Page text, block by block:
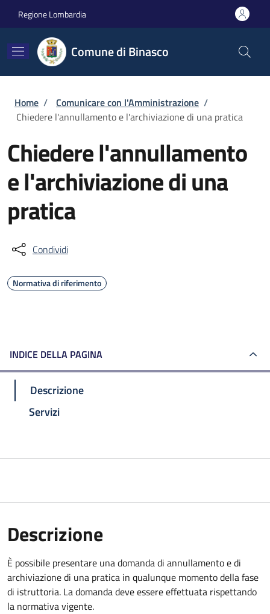
Regione Lombardia
Comune di Binasco
Briciole di pane
Home / Comunicare con l'Amministrazione /
Chiedere l'annullamento e l'archiviazione di una pratica
Chiedere l'annullamento
e l'archiviazione di una
pratica
Condividi
Normativa di riferimento
INDICE DELLA PAGINA
Descrizione
Servizi
Descrizione
È possibile presentare una domanda di annullamento e di
archiviazione di una pratica in qualunque momento della fase
di istruttoria. La domanda deve essere effettuata rispettando
la normativa vigente.